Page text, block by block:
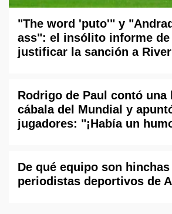
"The word 'puto'" y
ass": el insólito informe de
justificar la sanción a River
Rodrigo de Paul contó una
cábala del Mundial y
jugadores: "¡Había un
De qué equipo son
periodistas deportivos de